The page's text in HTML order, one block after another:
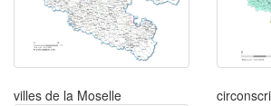
villes de la Moselle